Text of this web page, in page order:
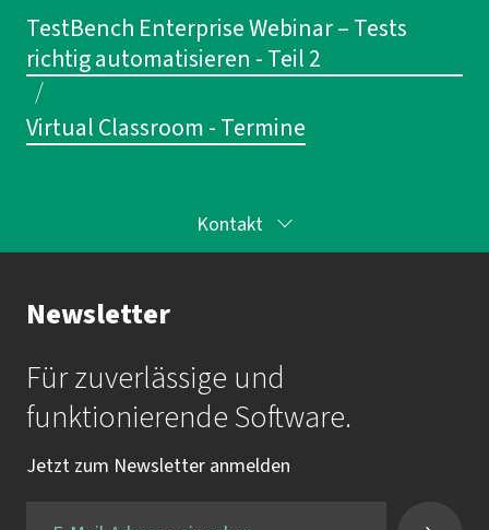
TestBench Enterprise Webinar – Tests
richtig automatisieren - Teil 2
/
Virtual Classroom - Termine
Kontakt
Ihr Kontakt zur Akademie
Frau Katrin Krauß
Mail: akademie@imbus.de
Tel.:
+49 9131 / 7518-750
Newsletter
Für zuverlässige und
funktionierende Software.
Jetzt zum Newsletter anmelden